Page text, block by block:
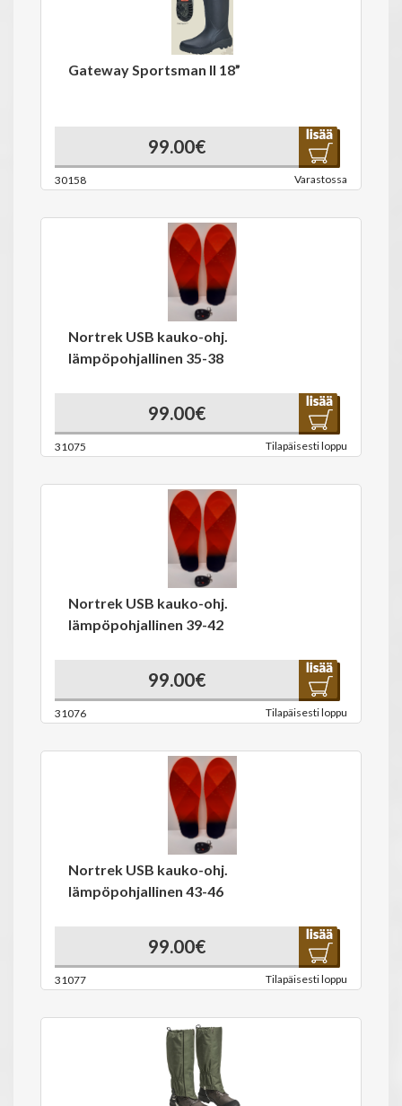
Gateway Sportsman II 18”
99.00€
30158 Varastossa
Nortrek USB kauko-ohj.
lämpöpohjallinen 35-38
99.00€
31075 Tilapäisesti loppu
Nortrek USB kauko-ohj.
lämpöpohjallinen 39-42
99.00€
31076 Tilapäisesti loppu
Nortrek USB kauko-ohj.
lämpöpohjallinen 43-46
99.00€
31077 Tilapäisesti loppu